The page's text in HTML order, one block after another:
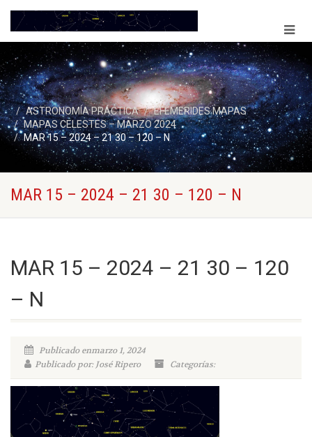
ASTRONOMÍA PRÁCTICA
EFEMERIDES MAPAS
MAPAS CELESTES – MARZO 2024
MAR 15 – 2024 – 21 30 – 120 – N
MAR 15 – 2024 – 21 30 – 120 – N
MAR 15 – 2024 – 21 30 – 120
– N
Publicado enmarzo 1, 2024
Publicado por: José Ripero
Categorías: